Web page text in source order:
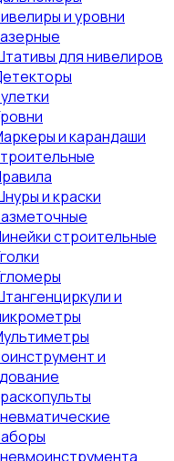
и уровни
для нивелиров
и карандаши
и краски
строительные
и
и